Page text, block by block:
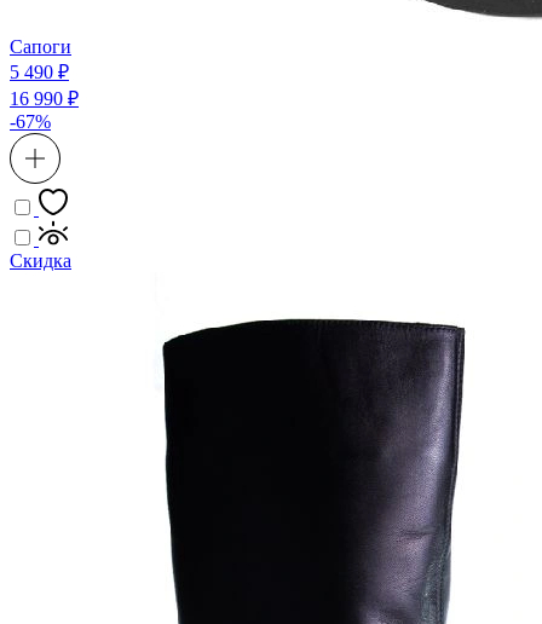
Сапоги
5 490 ₽
16 990 ₽
-67%
Скидка